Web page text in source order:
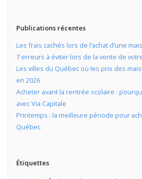
Publications récentes
Les frais cachés lors de l’achat d’une
7 erreurs à éviter lors de la vente de
Les villes du Québec où les prix des
en 2026
Acheter avant la rentrée scolaire :
avec Via Capitale
Printemps : la meilleure période pour
Québec
Étiquettes